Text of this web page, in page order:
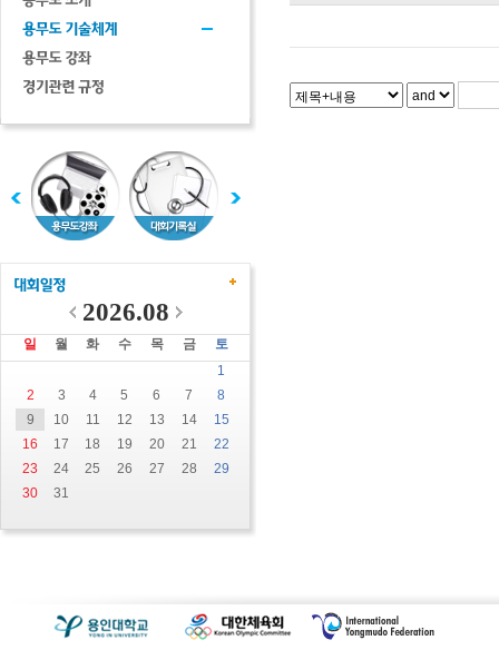
2026.08
일 월 화 수 목 금
토
1
2
3 4 5 6 7
8
9
10 11 12 13 14
15
16
17 18 19 20 21
22
23
24 25 26 27 28
29
30
31